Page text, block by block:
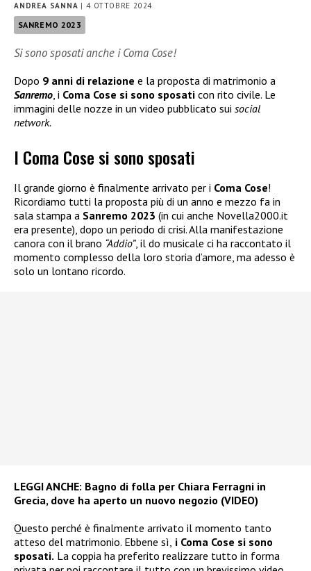
ANDREA SANNA |4 OTTOBRE 2024
SANREMO 2023
Si sono sposati anche i Coma Cose!
Dopo 9 anni di relazione e la proposta di matrimonio a
Sanremo, i Coma Cose si sono sposati con rito civile. Le
immagini delle nozze in un video pubblicato sui social
network.
I Coma Cose si sono sposati
Il grande giorno è finalmente arrivato per i Coma Cose!
Ricordiamo tutti la proposta più di un anno e mezzo fa in
sala stampa a Sanremo 2023 (in cui anche Novella2000.it
era presente), dopo un periodo di crisi. Alla manifestazione
canora con il brano “Addio”, il do musicale ci ha raccontato il
momento complesso della loro storia d’amore, ma adesso è
solo un lontano ricordo.
LEGGI ANCHE: Bagno di folla per Chiara Ferragni in
Grecia, dove ha aperto un nuovo negozio (VIDEO)
Questo perché è finalmente arrivato il momento tanto
atteso del matrimonio. Ebbene sì, i Coma Cose si sono
sposati. La coppia ha preferito realizzare tutto in forma